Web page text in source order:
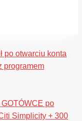
po otwarciu konta
programem
po
Simplicity + 300